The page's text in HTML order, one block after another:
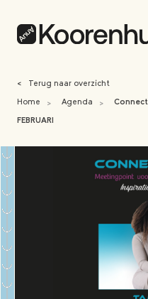
<
Terug naar overzicht
Home
> Agenda >
FEBRUARI